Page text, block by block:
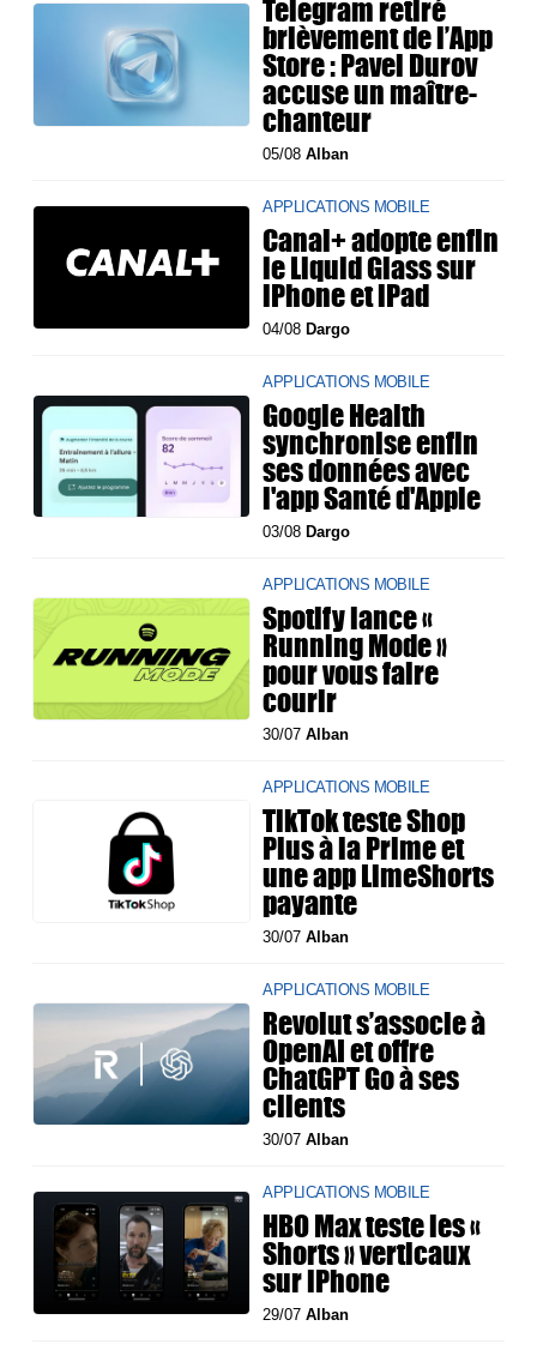
Telegram retiré
brièvement de l’App
Store : Pavel Durov
accuse un maître-
chanteur
05/08Alban
APPLICATIONS MOBILE
Canal+ adopte enfin
le Liquid Glass sur
iPhone et iPad
04/08Dargo
APPLICATIONS MOBILE
Google Health
synchronise enfin
ses données avec
l'app Santé d'Apple
03/08Dargo
APPLICATIONS MOBILE
Spotify lance «
Running Mode »
pour vous faire
courir
30/07Alban
APPLICATIONS MOBILE
TikTok teste Shop
Plus à la Prime et
une app LimeShorts
payante
30/07Alban
APPLICATIONS MOBILE
Revolut s’associe à
OpenAI et offre
ChatGPT Go à ses
clients
30/07Alban
APPLICATIONS MOBILE
HBO Max teste les «
Shorts » verticaux
sur iPhone
29/07Alban